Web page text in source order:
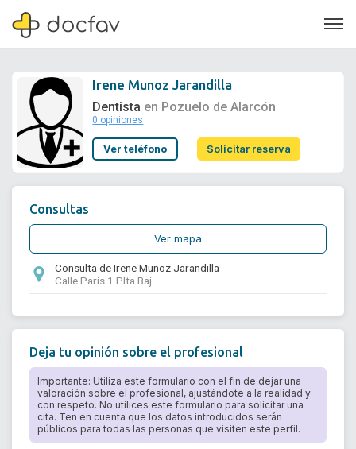
Soporte
Irene Munoz Jarandilla
Dentista en Pozuelo de Alarcón
0 opiniones
Ver teléfono Solicitar reserva
Consultas
Ver mapa
Consulta de Irene Munoz Jarandilla
Calle Paris 1 Plta Baj
Deja tu opinión sobre el profesional
Importante: Utiliza este formulario con el fin de dejar una
valoración sobre el profesional, ajustándote a la realidad y
con respeto. No utilices este formulario para solicitar una
cita. Ten en cuenta que los datos introducidos serán
públicos para todas las personas que visiten este perfil.